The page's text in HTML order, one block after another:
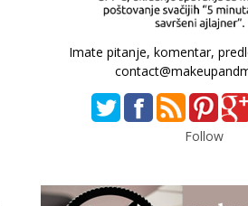
Imate pitanje, komentar,
Follow